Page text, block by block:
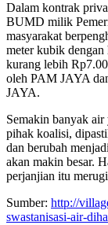
Dalam kontrak
BUMD milik
masyarakat
meter kubik dengan
kurang lebih
oleh PAM JAYA
JAYA.
Semakin banyak
pihak koalisi,
dan berubah
akan makin besar.
perjanjian itu
Sumber: http://
swastanisasi-air-